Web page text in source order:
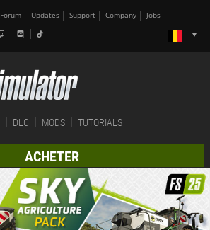
Forum Updates Support Company Jobs
DLC MODS TUTORIALS
ACHETER